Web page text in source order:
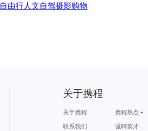
自由行人文自驾摄影购物
关于携程
关于携程
携程热点
联系我们
诚聘英才